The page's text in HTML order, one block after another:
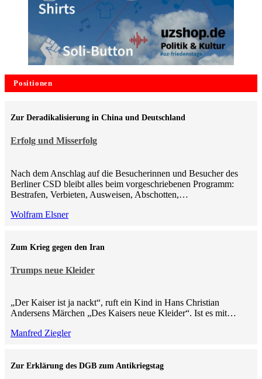
Positionen
Erfolg und Misserfolg
Zur Deradikalisierung in China und Deutschland
Nach dem Anschlag auf die Besucherinnen und Besucher des
Berliner CSD bleibt alles beim vorgeschriebenen Programm:
Bestrafen, Verbieten, Ausweisen, Abschotten,…
Wolfram Elsner
Trumps neue Kleider
Zum Krieg gegen den Iran
„Der Kaiser ist ja nackt“, ruft ein Kind in Hans Christian
Andersens Märchen „Des Kaisers neue Kleider“. Ist es mit…
Manfred Ziegler
Zur Erklärung des DGB zum Antikriegstag